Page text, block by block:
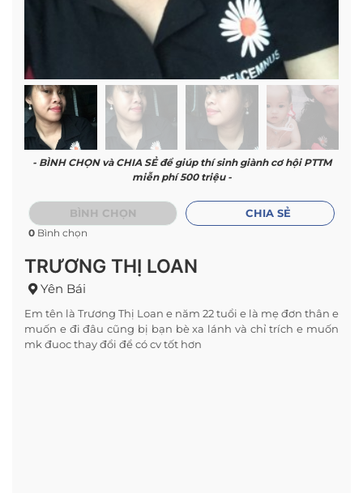
- BÌNH CHỌN và CHIA SẺ để giúp thí sinh giành cơ hội PTTM
miễn phí 500 triệu -
BÌNH CHỌN
0 Bình chọn
CHIA SẺ
TRƯƠNG THỊ LOAN
Yên Bái
Em tên là Trương Thị Loan e năm 22 tuổi e là mẹ đơn thân e
muốn e đi đâu cũng bị bạn bè xa lánh và chỉ trích e muốn
mk đuoc thay đổi để có cv tốt hơn